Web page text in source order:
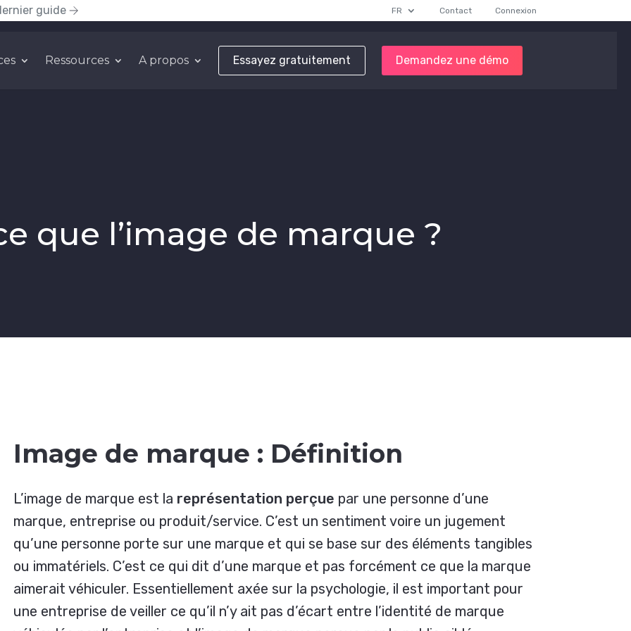
guide FR Contact Connexion
Ressources A propos Essayez gratuitement Demandez une démo
que l’image de marque ?
Image de marque : Définition
L’image de marque est la représentation perçue par une personne d’une
marque, entreprise ou produit/service. C’est un sentiment voire un jugement
qu’une personne porte sur une marque et qui se base sur des éléments tangibles
ou immatériels. C’est ce qui dit d’une marque et pas forcément ce que la marque
aimerait véhiculer. Essentiellement axée sur la psychologie, il est important pour
une entreprise de veiller ce qu’il n’y ait pas d’écart entre l’identité de marque